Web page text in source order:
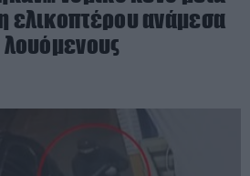
ελικοπτέρου ανάμεσα
λουόμενους